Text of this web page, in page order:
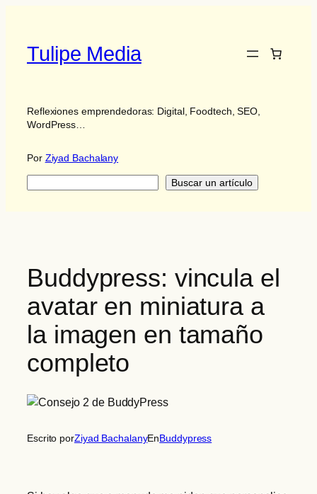
contenido
Tulipe Media
Reflexiones emprendedoras: Digital, Foodtech, SEO,
WordPress…
Por Ziyad Bachalany
Buscar un artículo
Buddypress: vincula el
avatar en miniatura a
la imagen en tamaño
completo
Escrito porZiyad BachalanyEnBuddypress